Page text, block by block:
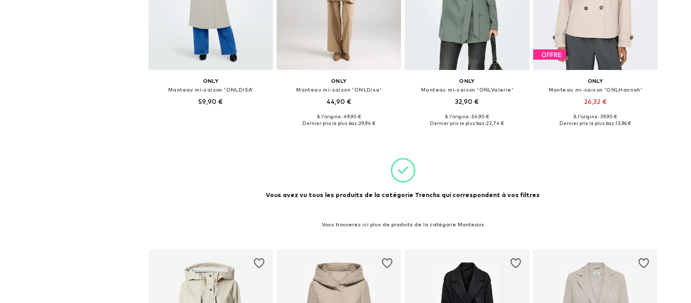
ONLY
Manteau mi-saison 'ONLDISA'
59,90 €
ONLY
Manteau mi-saison 'ONLDisa'
44,90 €
Tailles disponibles: L
À l'origine : 49,90 €
Dernier prix le plus bas :29,94 €
ONLY
Manteau mi-saison 'ONLValerie'
32,90 €
+1
Tailles disponibles: XS
À l'origine : 54,90 €
Dernier prix le plus bas :22,74 €
OFFRE
ONLY
Manteau mi-saison 'ONLHannah'
26,32 €
Tailles disponibles: M
À l'origine : 39,90 €
Dernier prix le plus bas :13,96 €
Vous avez vu tous les produits de la catégorie Trenchs qui correspondent à vos filtres
Vous trouverez ici plus de produits de la catégorie Manteaux